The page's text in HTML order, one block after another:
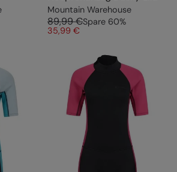
Mountain Warehouse
89,99 €Spare 60%
35,99 €